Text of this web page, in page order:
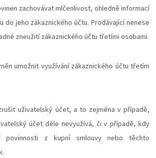
zachovávat mlčenlivost, ohledně informací
do jeho zákaznického účtu. Prodávající nenese
zneužití zákaznického účtu třetími osobami.
umožnit využívání zákaznického účtu třetím
uživatelský účet, a to zejména v případě,
účet déle nevyužívá, či v případě, kdy
povinnosti z kupní smlouvy nebo těchto